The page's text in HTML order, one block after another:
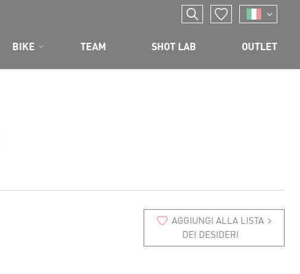
BIKE TEAM SHOT LAB OUTLET
AGGIUNGI ALLA LISTA
DEI DESIDERI